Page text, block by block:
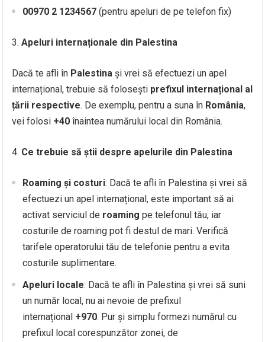
00970 2 1234567 (pentru apeluri de pe telefon fix)
Apeluri internaționale din Palestina
Dacă te afli în Palestina și vrei să efectuezi un apel
internațional, trebuie să folosești prefixul internațional al
țării respective. De exemplu, pentru a suna în România,
vei folosi +40 înaintea numărului local din România.
Ce trebuie să știi despre apelurile din Palestina
Roaming și costuri: Dacă te afli în Palestina și vrei să
efectuezi un apel internațional, este important să ai
activat serviciul de roaming pe telefonul tău, iar
costurile de roaming pot fi destul de mari. Verifică
tarifele operatorului tău de telefonie pentru a evita
costurile suplimentare.
Apeluri locale: Dacă te afli în Palestina și vrei să suni
un număr local, nu ai nevoie de prefixul
internațional +970. Pur și simplu formezi numărul cu
prefixul local corespunzător zonei, de